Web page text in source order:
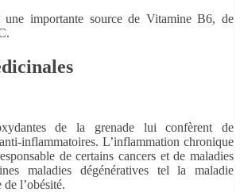
une importante source de Vitamine B6, de
de la grenade lui confèrent de
inflammatoires. L’inflammation chronique
de certains cancers et de maladies
maladies dégénératives tel la maladie
l’obésité.